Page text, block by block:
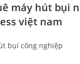
máy hút bụi
việt nam
bụi công nghiệp